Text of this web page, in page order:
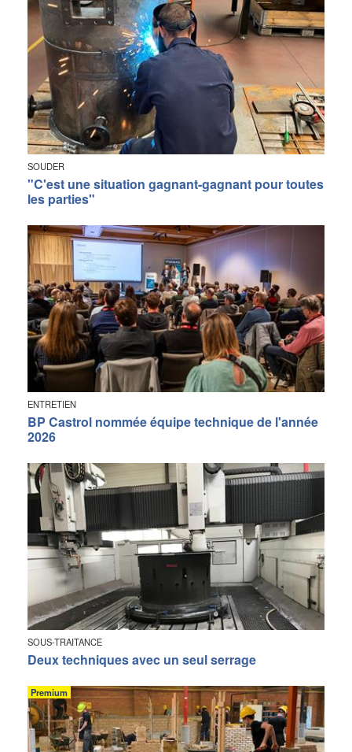
SOUDER
"C'est une situation gagnant-gagnant pour toutes
les parties"
ENTRETIEN
BP Castrol nommée équipe technique de l'année
2026
SOUS-TRAITANCE
Deux techniques avec un seul serrage
Premium